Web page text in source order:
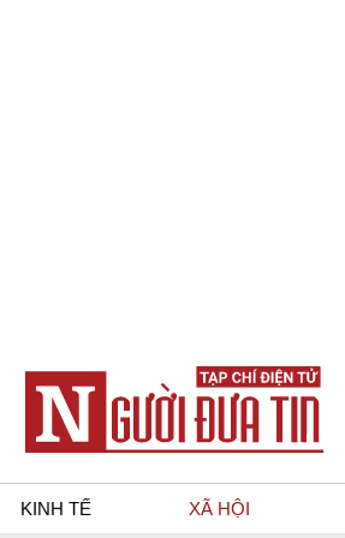
KINH TẾ XÃ HỘI